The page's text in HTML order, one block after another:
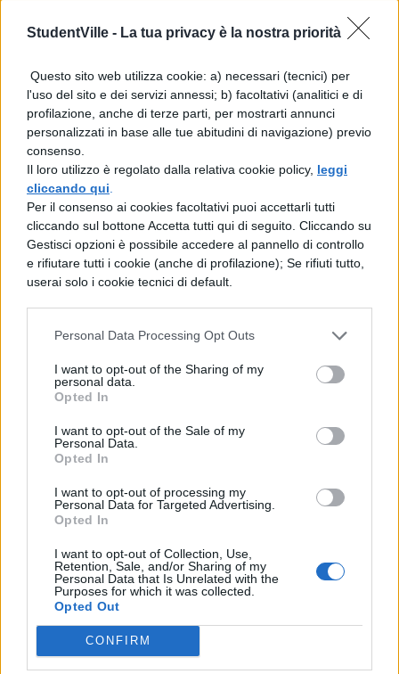
StudentVille - La tua privacy è la nostra priorità
Questo sito web utilizza cookie: a) necessari (tecnici) per
l'uso del sito e dei servizi annessi; b) facoltativi (analitici e di
profilazione, anche di terze parti, per mostrarti annunci
personalizzati in base alle tue abitudini di navigazione) previo
consenso.
Il loro utilizzo è regolato dalla relativa cookie policy, leggi
cliccando qui
Per il consenso ai cookies facoltativi puoi accettarli tutti
cliccando sul bottone Accetta tutti qui di seguito. Cliccando su
Gestisci opzioni è possibile accedere al pannello di controllo
e rifiutare tutti i cookie (anche di profilazione); Se rifiuti tutto,
userai solo i cookie tecnici di default.
Personal Data Processing Opt Outs
I want to opt-out of the Sharing of my
personal data.
Opted In
I want to opt-out of the Sale of my
Personal Data.
Opted In
I want to opt-out of processing my
Personal Data for Targeted Advertising.
Opted In
I want to opt-out of Collection, Use,
Retention, Sale, and/or Sharing of my
Personal Data that Is Unrelated with the
Purposes for which it was collected.
Opted Out
CONFIRM
e archeologiche, resti di tombe e templi.–
segue nel file da scaricare
Scarica il contenuto
TI POTREBBE INTERESSARE
STORIA DELL'ARTE
L'Ellenismo
STORIA DELL'ARTE
La civiltà egea
STORIA DELL'ARTE
Arte greca: età severa
STORIA DELL'ARTE
Arte greca: età classica